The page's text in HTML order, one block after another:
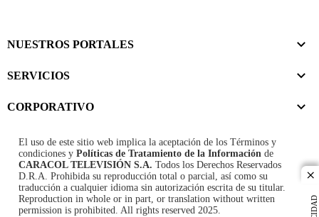
NUESTROS PORTALES
SERVICIOS
CORPORATIVO
El uso de este sitio web implica la aceptación de los Términos y
condiciones y Políticas de Tratamiento de la Información de
CARACOL TELEVISIÓN S.A. Todos los Derechos Reservados
D.R.A. Prohibida su reproducción total o parcial, así como su
traducción a cualquier idioma sin autorización escrita de su titular.
Reproduction in whole or in part, or translation without written
permission is prohibited. All rights reserved 2025.